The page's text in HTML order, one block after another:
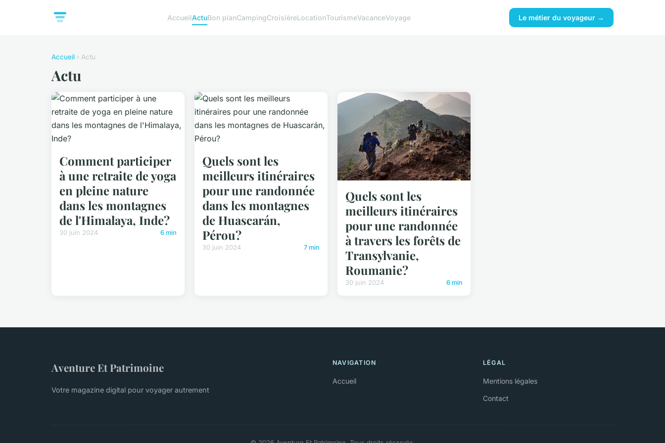
AccueilActuBon planCampingCroisièreLocationTourismeVacanceVoyage Le métier du voyageur →
Accueil › Actu
Actu
Comment participer
à une retraite de yoga
en pleine nature
dans les montagnes
de l'Himalaya, Inde?
30 juin 2024 6 min
Quels sont les
meilleurs itinéraires
pour une randonnée
dans les montagnes
de Huascarán,
Pérou?
30 juin 2024 7 min
Quels sont les
meilleurs itinéraires
pour une randonnée
à travers les forêts de
Transylvanie,
Roumanie?
30 juin 2024 6 min
Aventure Et Patrimoine
Votre magazine digital pour voyager autrement
NAVIGATION
Accueil
LÉGAL
Mentions légales
Contact